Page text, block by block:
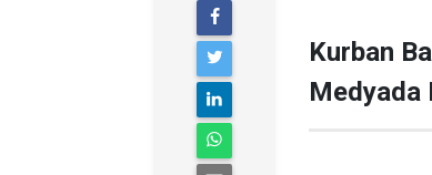
Kurban
Medyada